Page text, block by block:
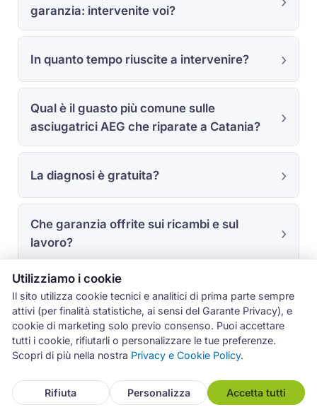
garanzia: intervenite voi?
In quanto tempo riuscite a intervenire?
Qual è il guasto più comune sulle
asciugatrici AEG che riparate a Catania?
La diagnosi è gratuita?
Che garanzia offrite sui ricambi e sul
lavoro?
L'esperienza sul campo con
I dati di questa pagina derivano dagli interventi
Utilizziamo i cookie
Il sito utilizza cookie tecnici e analitici di prima parte sempre
attivi (per finalità statistiche, ai sensi del Garante Privacy), e
cookie di marketing solo previo consenso. Puoi accettare
tutti i cookie, rifiutarli o personalizzare le tue preferenze.
Scopri di più nella nostra Privacy e Cookie Policy.
Rifiuta Personalizza Accetta tutti